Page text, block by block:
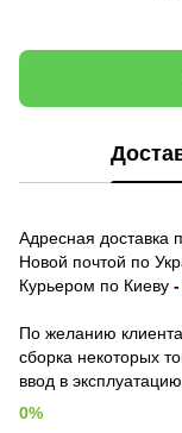
Адресная доставка
Новой почтой по
Курьером по Киеву -
По желанию
сборка некоторых
ввод в эксплуатацию.
0%